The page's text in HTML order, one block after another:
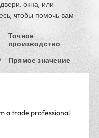
чтобы помочь вам
производство
Прямое значение